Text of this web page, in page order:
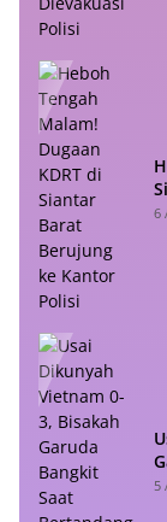
6
5